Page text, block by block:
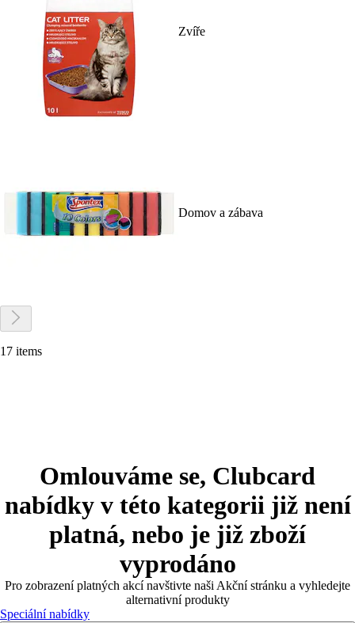
Zvíře
Domov a zábava
17 items
Omlouváme se, Clubcard
nabídky v této kategorii již není
platná, nebo je již zboží
vyprodáno
Pro zobrazení platných akcí navštivte naši Akční stránku a vyhledejte
alternativní produkty
Speciální nabídky